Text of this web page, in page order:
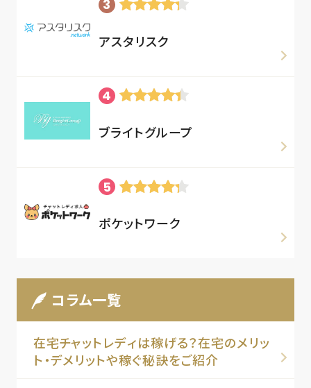
アスタリスク
ブライトグループ
ポケットワーク
コラム一覧
在宅チャットレディは稼げる？在宅のメリッ
ト・デメリットや稼ぐ秘訣をご紹介